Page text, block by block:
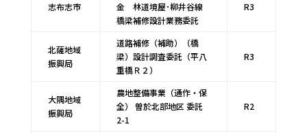
志布志市
金 林道境屋･柳井谷線
橋梁補修設計業務委託
R3
北薩地域
振興局
道路補修（補助）（橋
梁）設計調査委託（平八
重橋Ｒ２）
R3
大隅地域
振興局
農地整備事業（通作・保
全） 曽於北部地区 委託
2-1
R2